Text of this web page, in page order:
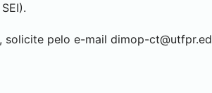
SEI).
solicite pelo e-mail dimop-